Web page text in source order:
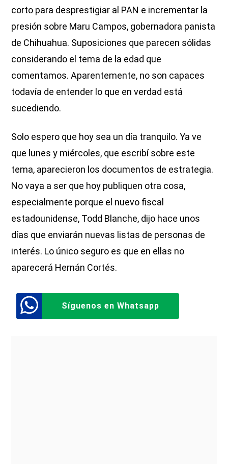
corto para desprestigiar al PAN e incrementar la
presión sobre Maru Campos, gobernadora panista
de Chihuahua. Suposiciones que parecen sólidas
considerando el tema de la edad que
comentamos. Aparentemente, no son capaces
todavía de entender lo que en verdad está
sucediendo.
Solo espero que hoy sea un día tranquilo. Ya ve
que lunes y miércoles, que escribí sobre este
tema, aparecieron los documentos de estrategia.
No vaya a ser que hoy publiquen otra cosa,
especialmente porque el nuevo fiscal
estadounidense, Todd Blanche, dijo hace unos
días que enviarán nuevas listas de personas de
interés. Lo único seguro es que en ellas no
aparecerá Hernán Cortés.
Síguenos en Whatsapp